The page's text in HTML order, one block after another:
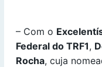
– Com o
Federal do TRF1,
Rocha, cuja